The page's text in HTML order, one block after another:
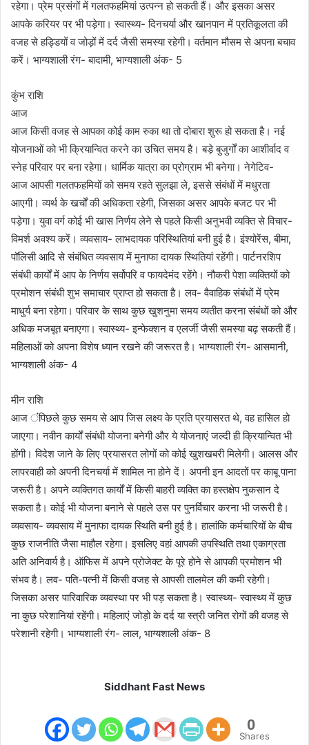
रहेगा। प्रेम प्रसंगों में गलतफहमियां उत्पन्न हो सकती हैं। और इसका असर
आपके करियर पर भी पड़ेगा। स्वास्थ्य- दिनचर्या और खानपान में प्रतिकूलता की
वजह से हड्डियों व जोड़ों में दर्द जैसी समस्या रहेगी। वर्तमान मौसम से अपना बचाव
करें। भाग्यशाली रंग- बादामी, भाग्यशाली अंक- 5
कुंभ राशि
आज
आज किसी वजह से आपका कोई काम रुका था तो दोबारा शुरू हो सकता है। नई
योजनाओं को भी क्रियान्वित करने का उचित समय है। बड़े बुजुर्गों का आशीर्वाद व
स्नेह परिवार पर बना रहेगा। धार्मिक यात्रा का प्रोग्राम भी बनेगा। नेगेटिव-
आज आपसी गलतफहमियों को समय रहते सुलझा ले, इससे संबंधों में मधुरता
आएगी। व्यर्थ के खर्चों की अधिकता रहेगी, जिसका असर आपके बजट पर भी
पड़ेगा। युवा वर्ग कोई भी खास निर्णय लेने से पहले किसी अनुभवी व्यक्ति से विचार-
विमर्श अवश्य करें। व्यवसाय- लाभदायक परिस्थितियां बनी हुई है। इंश्योरेंस, बीमा,
पॉलिसी आदि से संबंधित व्यवसाय में मुनाफा दायक स्थितियां रहेंगी। पार्टनरशिप
संबंधी कार्यों में आप के निर्णय सर्वोपरि व फायदेमंद रहेंगे। नौकरी पेशा व्यक्तियों को
प्रमोशन संबंधी शुभ समाचार प्राप्त हो सकता है। लव- वैवाहिक संबंधों में प्रेम
माधुर्य बना रहेगा। परिवार के साथ कुछ खुशनुमा समय व्यतीत करना संबंधों को और
अधिक मजबूत बनाएगा। स्वास्थ्य- इन्फेक्शन व एलर्जी जैसी समस्या बढ़ सकती हैं।
महिलाओं को अपना विशेष ध्यान रखने की जरूरत है। भाग्यशाली रंग- आसमानी,
भाग्यशाली अंक- 4
मीन राशि
आज ंंपिछले कुछ समय से आप जिस लक्ष्य के प्रति प्रयासरत थे, वह हासिल हो
जाएगा। नवीन कार्यों संबंधी योजना बनेगी और ये योजनाएं जल्दी ही क्रियान्वित भी
होंगी। विदेश जाने के लिए प्रयासरत लोगों को कोई खुशखबरी मिलेगी। आलस और
लापरवाही को अपनी दिनचर्या में शामिल ना होने दें। अपनी इन आदतों पर काबू पाना
जरूरी है। अपने व्यक्तिगत कार्यों में किसी बाहरी व्यक्ति का हस्तक्षेप नुकसान दे
सकता है। कोई भी योजना बनाने से पहले उस पर पुनर्विचार करना भी जरूरी है।
व्यवसाय- व्यवसाय में मुनाफा दायक स्थिति बनी हुई है। हालांकि कर्मचारियों के बीच
कुछ राजनीति जैसा माहौल रहेगा। इसलिए वहां आपकी उपस्थिति तथा एकाग्रता
अति अनिवार्य है। ऑफिस में अपने प्रोजेक्ट के पूरे होने से आपकी प्रमोशन भी
संभव है। लव- पति-पत्नी में किसी वजह से आपसी तालमेल की कमी रहेगी।
जिसका असर पारिवारिक व्यवस्था पर भी पड़ सकता है। स्वास्थ्य- स्वास्थ्य में कुछ
ना कुछ परेशानियां रहेंगी। महिलाएं जोड़ो के दर्द या स्त्री जनित रोगों की वजह से
परेशानी रहेगी। भाग्यशाली रंग- लाल, भाग्यशाली अंक- 8
Siddhant Fast News
0
Shares